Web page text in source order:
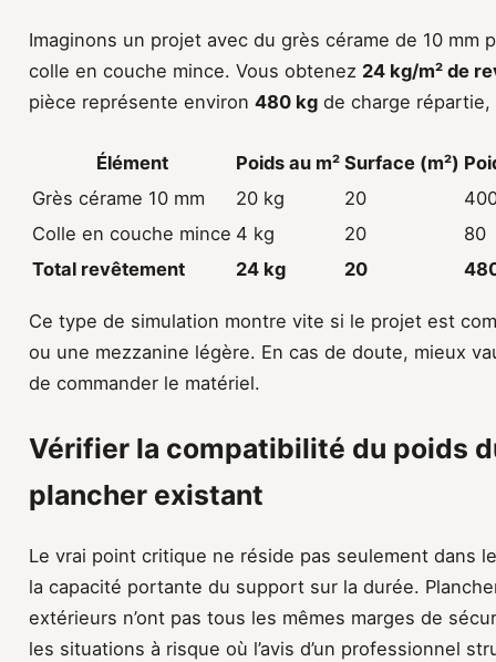
Imaginons un projet avec du grès cérame de 10 mm
colle en couche mince. Vous obtenez 24 kg/m² de
pièce représente environ 480 kg de charge
Élément Poids au m² Surface (m²)
Grès cérame 10 mm
20 kg 20
Colle en couche mince 4 kg 20
80
Total revêtement
24 kg 20
Ce type de simulation montre vite si le projet est
ou une mezzanine légère. En cas de doute, mieux
de commander le matériel.
Vérifier la compatibilité du poids
plancher existant
Le vrai point critique ne réside pas seulement dans
la capacité portante du support sur la durée.
extérieurs n’ont pas tous les mêmes marges de
les situations à risque où l’avis d’un professionnel